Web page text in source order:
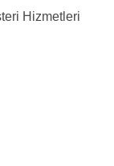
Hizmetleri